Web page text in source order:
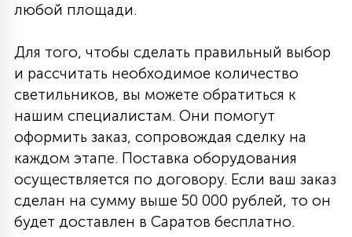
любой площади.
Для того, чтобы сделать правильный выбор
и рассчитать необходимое количество
светильников, вы можете обратиться к
нашим специалистам. Они помогут
оформить заказ, сопровождая сделку на
каждом этапе. Поставка оборудования
осуществляется по договору. Если ваш заказ
сделан на сумму выше 50 000 рублей, то он
будет доставлен в Саратов бесплатно.